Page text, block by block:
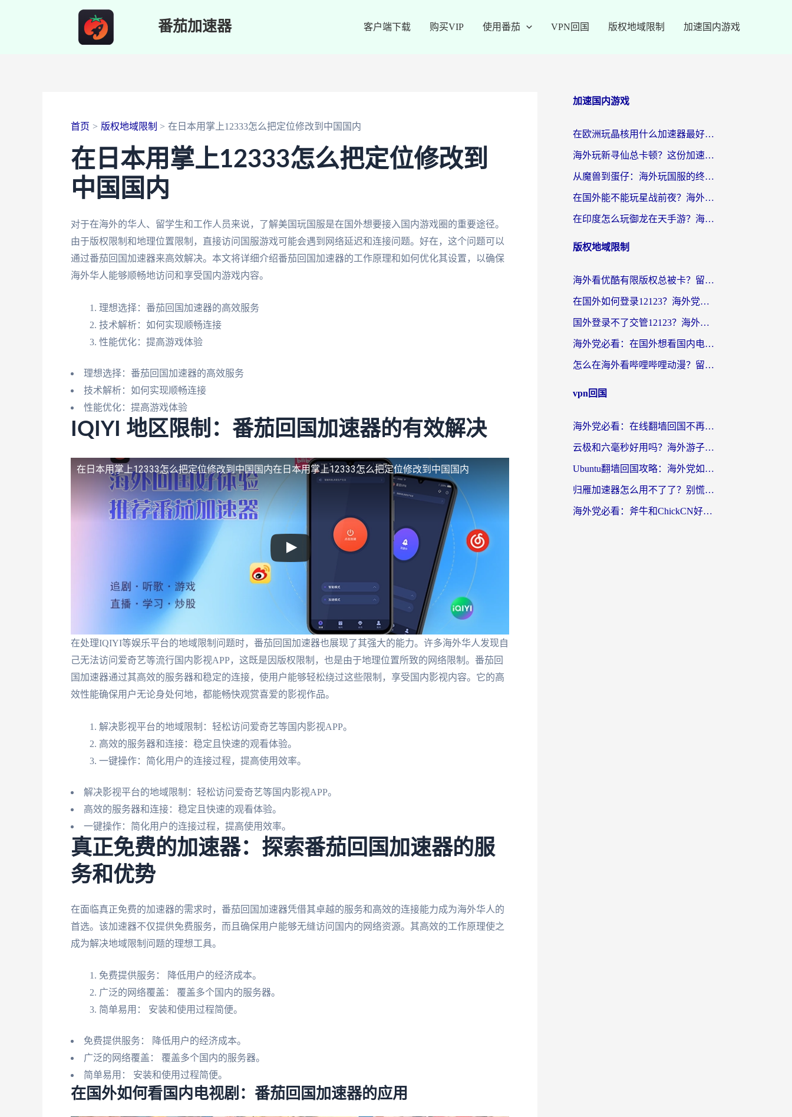
番茄加速器 客户端下载 购买VIP 使用番茄 VPN回国 版权地域限制 加速国内游戏
首页 版权地域限制 在日本用掌上12333怎么把定位修改到中国国内
在日本用掌上12333怎么把定位修改到
中国国内
对于在海外的华人、留学生和工作人员来说，了解美国玩国服是在国外想要接入国内游戏圈的重要途径。
由于版权限制和地理位置限制，直接访问国服游戏可能会遇到网络延迟和连接问题。好在，这个问题可以
通过番茄回国加速器来高效解决。本文将详细介绍番茄回国加速器的工作原理和如何优化其设置，以确保
海外华人能够顺畅地访问和享受国内游戏内容。
理想选择：番茄回国加速器的高效服务
技术解析：如何实现顺畅连接
性能优化：提高游戏体验
理想选择：番茄回国加速器的高效服务
技术解析：如何实现顺畅连接
性能优化：提高游戏体验
IQIYI 地区限制：番茄回国加速器的有效解决
在日本用掌上12333怎么把定位修改到中国国内在日本用掌上12333怎么把定位修改到中国国内
在处理IQIYI等娱乐平台的地域限制问题时，番茄回国加速器也展现了其强大的能力。许多海外华人发现自
己无法访问爱奇艺等流行国内影视APP，这既是因版权限制，也是由于地理位置所致的网络限制。番茄回
国加速器通过其高效的服务器和稳定的连接，使用户能够轻松绕过这些限制，享受国内影视内容。它的高
效性能确保用户无论身处何地，都能畅快观赏喜爱的影视作品。
解决影视平台的地域限制：轻松访问爱奇艺等国内影视APP。
高效的服务器和连接：稳定且快速的观看体验。
一键操作：简化用户的连接过程，提高使用效率。
解决影视平台的地域限制：轻松访问爱奇艺等国内影视APP。
高效的服务器和连接：稳定且快速的观看体验。
一键操作：简化用户的连接过程，提高使用效率。
真正免费的加速器：探索番茄回国加速器的服
务和优势
在面临真正免费的加速器的需求时，番茄回国加速器凭借其卓越的服务和高效的连接能力成为海外华人的
首选。该加速器不仅提供免费服务，而且确保用户能够无缝访问国内的网络资源。其高效的工作原理使之
成为解决地域限制问题的理想工具。
免费提供服务： 降低用户的经济成本。
广泛的网络覆盖： 覆盖多个国内的服务器。
简单易用： 安装和使用过程简便。
免费提供服务： 降低用户的经济成本。
广泛的网络覆盖： 覆盖多个国内的服务器。
简单易用： 安装和使用过程简便。
在国外如何看国内电视剧：番茄回国加速器的应用
加速国内游戏
在欧洲玩晶核用什么加速器最好呢？一个老玩家的真心话
海外玩新寻仙总卡顿？这份加速器选择指南让你秒回国服流畅体验
从魔兽到蛋仔：海外玩国服的终极加速指南，找到你的专属高速通道
在国外能不能玩星战前夜？海外党国服游戏不卡顿的秘密武器在这里
在印度怎么玩御龙在天手游？海外党畅玩国服的终极生存指南
版权地域限制
海外看优酷有限版权总被卡？留学生亲测有效的回国加速器选择指南
在国外如何登录12123？海外党必备的回国加速实用指南
国外登录不了交管12123？海外华人亲测有效的回国加速器选择指南
海外党必看：在国外想看国内电视剧用什么软件？3步解决地域限制
怎么在海外看哔哩哔哩动漫？留学生亲测有效的回国加速方案
vpn回国
海外党必看：在线翻墙回国不再难！教你选对加速器无缝刷国内资源
云极和六毫秒好用吗？海外游子解锁国内资源的真实答案
Ubuntu翻墙回国攻略：海外党如何选对加速器，无缝刷国内剧玩游戏？
归雁加速器怎么用不了了？别慌，这篇指南教你如何丝滑“回家”
海外党必看：斧牛和ChickCN好用吗？3款热门加速器实测+番茄加速器深度体验